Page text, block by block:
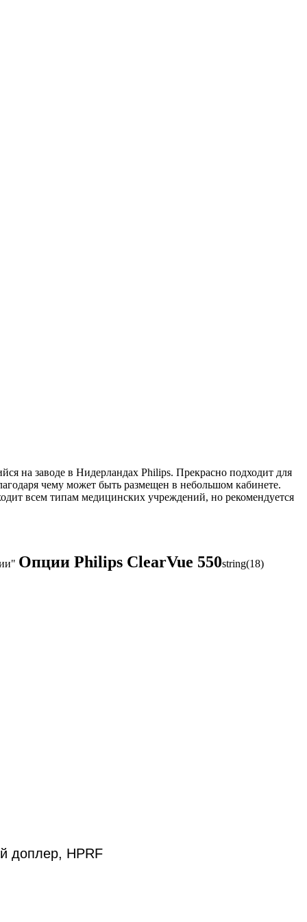
на заводе в Нидерландах Philips. Прекрасно подходит для
чему может быть размещен в небольшом кабинете.
всем типам медицинских учреждений, но рекомендуется
Опции Philips ClearVue 550string(18)
доплер, HPRF